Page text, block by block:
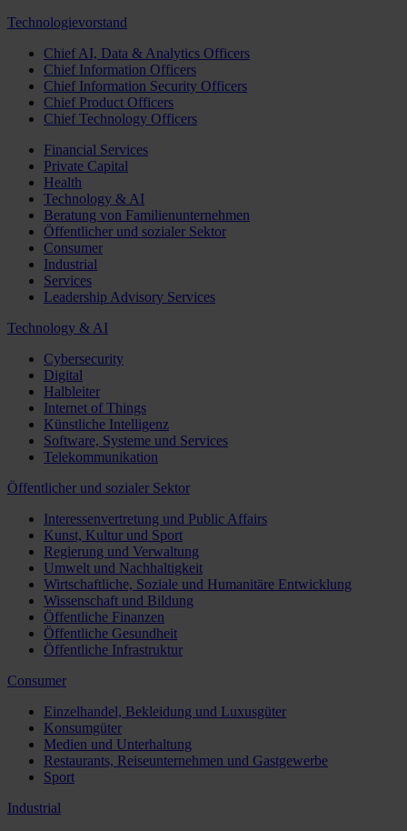
Technologievorstand
Chief AI, Data & Analytics Officers
Chief Information Officers
Chief Information Security Officers
Chief Product Officers
Chief Technology Officers
Financial Services
Private Capital
Health
Technology & AI
Beratung von Familienunternehmen
Öffentlicher und sozialer Sektor
Consumer
Industrial
Services
Leadership Advisory Services
Technology & AI
Cybersecurity
Digital
Halbleiter
Internet of Things
Künstliche Intelligenz
Software, Systeme und Services
Telekommunikation
Öffentlicher und sozialer Sektor
Interessenvertretung und Public Affairs
Kunst, Kultur und Sport
Regierung und Verwaltung
Umwelt und Nachhaltigkeit
Wirtschaftliche, Soziale und Humanitäre Entwicklung
Wissenschaft und Bildung
Öffentliche Finanzen
Öffentliche Gesundheit
Öffentliche Infrastruktur
Consumer
Einzelhandel, Bekleidung und Luxusgüter
Konsumgüter
Medien und Unterhaltung
Restaurants, Reiseunternehmen und Gastgewerbe
Sport
Industrial